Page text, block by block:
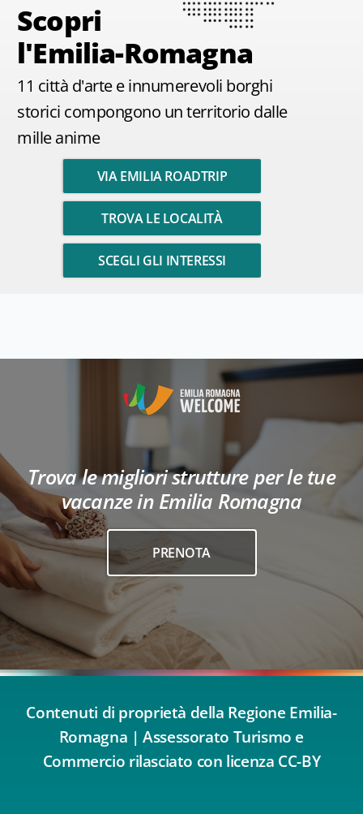
Scopri
l'Emilia-Romagna
11 città d'arte e innumerevoli borghi
storici compongono un territorio dalle
mille anime
VIA EMILIA ROADTRIP
TROVA LE LOCALITÀ
SCEGLI GLI INTERESSI
Trova le migliori strutture per le tue
vacanze in Emilia Romagna
PRENOTA
Contenuti di proprietà della Regione Emilia-
Romagna | Assessorato Turismo e
Commercio rilasciato con licenza CC-BY